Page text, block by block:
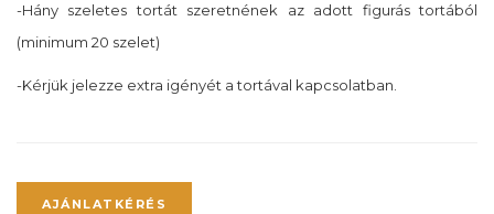
-Hány szeletes tortát szeretnének az adott figurás tortából
(minimum 20 szelet)
-Kérjük jelezze extra igényét a tortával kapcsolatban.
AJÁNLATKÉRÉS